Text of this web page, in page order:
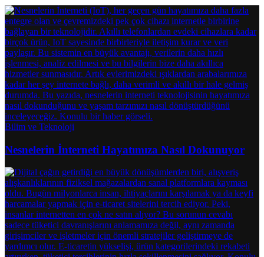
Bilim ve Teknoloji
Nesnelerin İnterneti Hayatımıza Nasıl Dokunuyor